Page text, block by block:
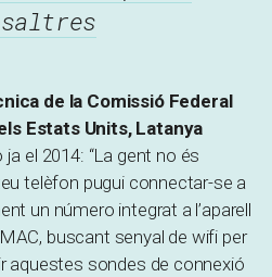
de la Comissió Federal
Estats Units, Latanya
el 2014: “La gent no és
telèfon pugui connectar-se a
un número integrat a l’aparell
buscant senyal de wifi per
aquestes sondes de connexió